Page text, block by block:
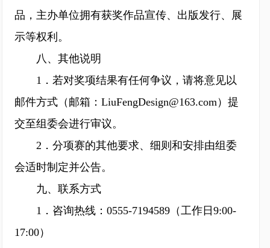
品，主办单位拥有获奖作品宣传、出版发行、展
示等权利。
八、其他说明
1．若对奖项结果有任何争议，请将意见以
邮件方式（邮箱：LiuFengDesign@163.com）提
交至组委会进行审议。
2．分项赛的其他要求、细则和安排由组委
会适时制定并公告。
九、联系方式
1．咨询热线：0555-7194589（工作日9:00-
17:00）